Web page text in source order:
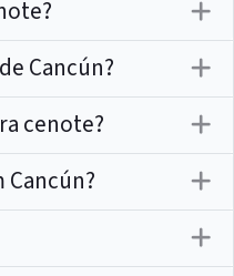
Cancún?
cenote?
Cancún?